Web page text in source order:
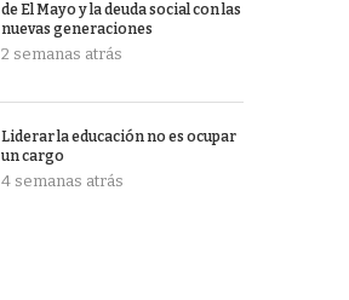
de El Mayo y la deuda social con las
nuevas generaciones
2 semanas atrás
Liderar la educación no es ocupar
un cargo
4 semanas atrás